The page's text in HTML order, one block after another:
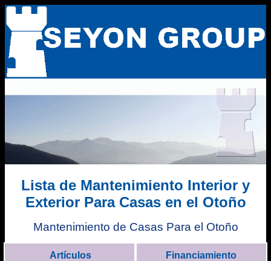
Lista de Mantenimiento Interior y
Exterior Para Casas en el Otoño
Mantenimiento de Casas Para el Otoño
Artículos Financiamiento